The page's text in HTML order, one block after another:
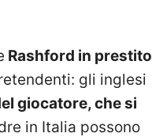
Rashford in prestito
gli inglesi
giocatore, che si
in Italia possono